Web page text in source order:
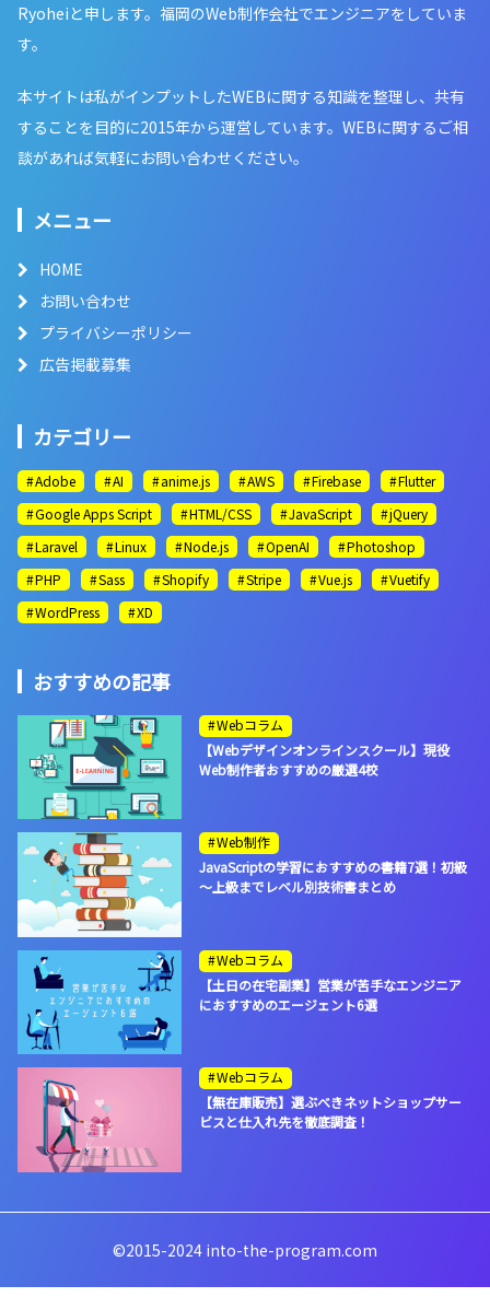
Ryoheiと申します。福岡のWeb制作会社でエンジニアをしていま
す。
本サイトは私がインプットしたWEBに関する知識を整理し、共有
することを目的に2015年から運営しています。WEBに関するご相
談があれば気軽にお問い合わせください。
メニュー
HOME
お問い合わせ
プライバシーポリシー
広告掲載募集
カテゴリー
Adobe AI anime.js AWS Firebase
Flutter
Google Apps Script
HTML/CSS JavaScript
jQuery
Laravel
Linux Node.js OpenAI
Photoshop
PHP
Sass Shopify Stripe Vue.js
Vuetify
WordPress
XD
おすすめの記事
Webコラム
【Webデザインオンラインスクール】現役
Web制作者おすすめの厳選4校
Web制作
JavaScriptの学習におすすめの書籍7選！初級
～上級までレベル別技術書まとめ
Webコラム
【土日の在宅副業】営業が苦手なエンジニア
におすすめのエージェント6選
Webコラム
【無在庫販売】選ぶべきネットショップサー
ビスと仕入れ先を徹底調査！
©2015-2024 into-the-program.com